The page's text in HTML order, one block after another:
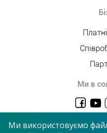
Ми в
Ми використовуємо